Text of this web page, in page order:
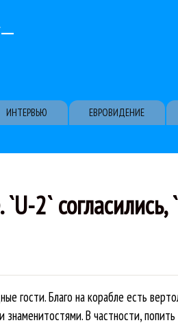
ИНТЕРВЬЮ ЕВРОВИДЕНИЕ
2` согласились,
гости. Благо на корабле есть
В частности,